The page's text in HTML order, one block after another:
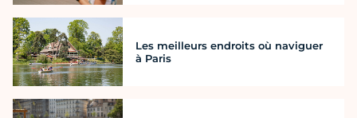
Les meilleurs endroits où naviguer
à Paris